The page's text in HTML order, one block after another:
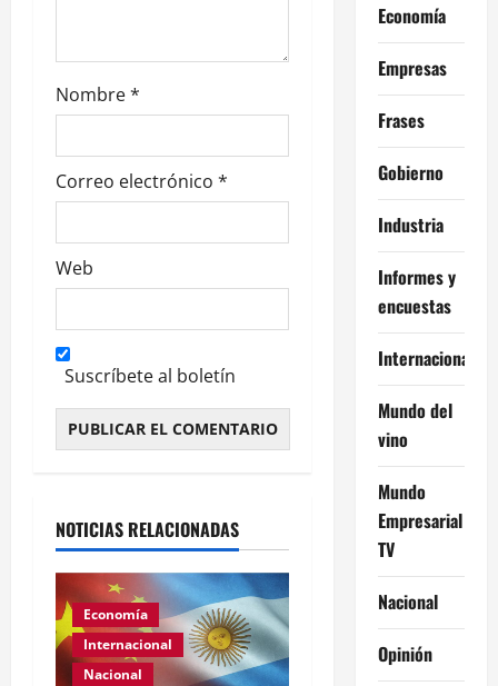
a
d
a
s
Nombre*
Correo electrónico *
Web
Suscríbete al boletín
NOTICIAS RELACIONADAS
Economía
Internacional
Nacional
Economía
Empresas
Frases
Gobierno
Industria
Informes y
encuestas
Internacional
Mundo del
vino
Mundo
Empresarial
TV
Nacional
Opinión